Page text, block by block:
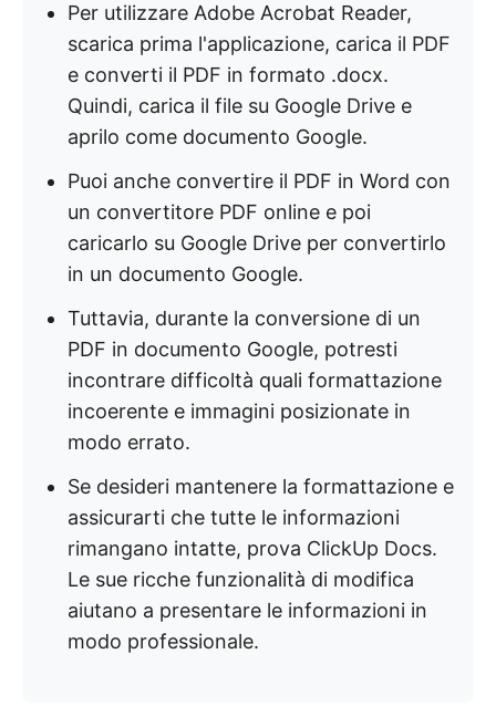
Per utilizzare Adobe Acrobat Reader,
scarica prima l'applicazione, carica il PDF
e converti il PDF in formato .docx.
Quindi, carica il file su Google Drive e
aprilo come documento Google.
Puoi anche convertire il PDF in Word con
un convertitore PDF online e poi
caricarlo su Google Drive per convertirlo
in un documento Google.
Tuttavia, durante la conversione di un
PDF in documento Google, potresti
incontrare difficoltà quali formattazione
incoerente e immagini posizionate in
modo errato.
Se desideri mantenere la formattazione e
assicurarti che tutte le informazioni
rimangano intatte, prova ClickUp Docs.
Le sue ricche funzionalità di modifica
aiutano a presentare le informazioni in
modo professionale.